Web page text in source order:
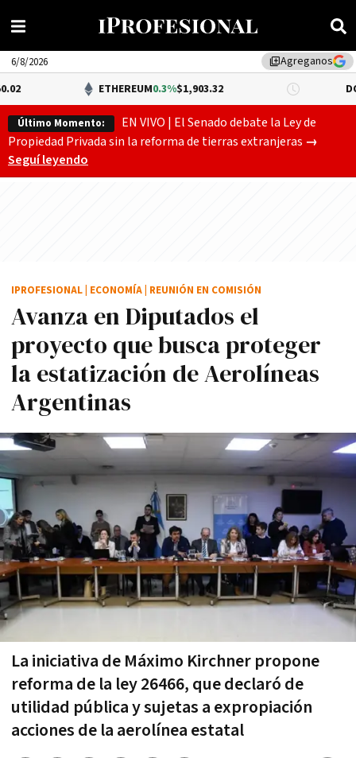
library_addAgreganos
6/8/2026
ETHEREUM0.3%$1,903.32 DÓLAR BNA
Último Momento:
EN VIVO | El Senado debate la Ley de
Propiedad Privada sin la reforma de tierras extranjeras →
Seguí leyendo
Avanza en Diputados el
proyecto que busca proteger
la estatización de Aerolíneas
Argentinas
La iniciativa de Máximo Kirchner propone
reforma de la ley 26466, que declaró de
utilidad pública y sujetas a expropiación
acciones de la aerolínea estatal
IPROFESIONAL ECONOMÍA REUNIÓN EN COMISIÓN